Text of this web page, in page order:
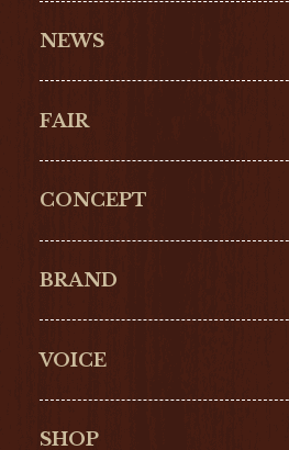
NEWS
FAIR
CONCEPT
BRAND
Cartier
VOICE
SHOP